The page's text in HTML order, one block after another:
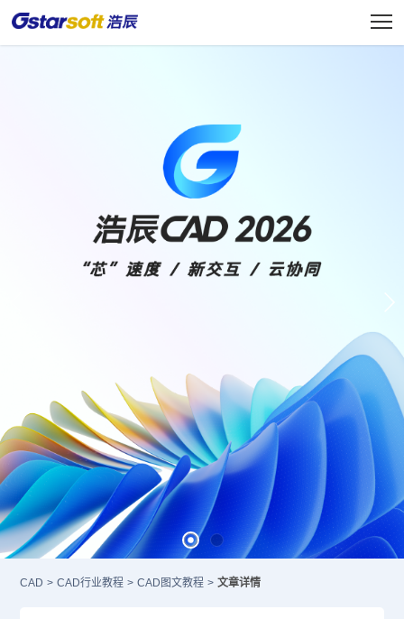
CAD > CAD行业教程 > CAD图文教程 > 文章详情